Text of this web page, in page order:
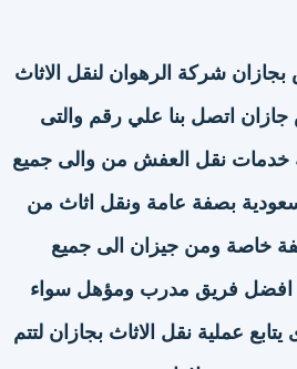
شركة الرهوان لنقل الاثاث
اتصل بنا علي رقم والتى
خدمات نقل العفش من والى جميع
بصفة عامة ونقل اثاث من
خاصة ومن جيزان الى جميع
افضل فريق مدرب ومؤهل سواء
عملية نقل الاثاث بجازان لتتم